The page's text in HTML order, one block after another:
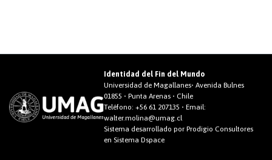
Identidad del Fin del Mundo
Universidad de Magallanes• Avenida Bulnes
01855 • Punta Arenas • Chile
Teléfono:+56 61 207135 • Email:
walter.molina@umag.cl
Sistema desarrollado por Prodigio Consultores
en Sistema Dspace